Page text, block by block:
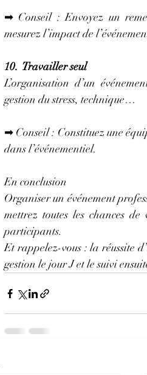
➡ Conseil : Envoyez un
mesurez l’impact de
10.  Travailler seul
L’organisation d’un
gestion du stress, technique…
➡ Conseil : Constituez une
dans l’événementiel.
En conclusion
Organiser un événement
mettrez toutes les chances
participants.
Et rappelez-vous : la réussite
gestion le jour J et le suivi